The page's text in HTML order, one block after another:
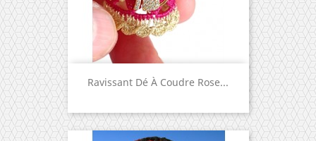
Ravissant Dé À Coudre Rose...